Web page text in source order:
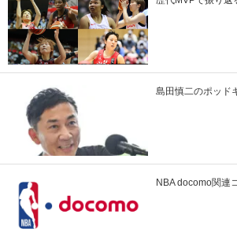
島田慎二のポッド
NBA docomo関連